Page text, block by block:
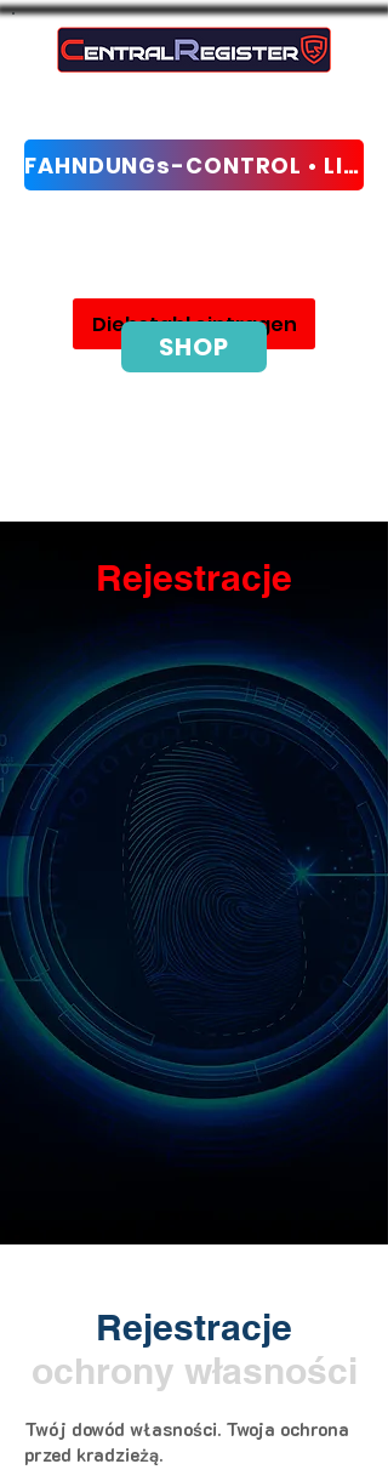
FAHNDUNGs-CONTROL • LIVE-CHECK
Diebstahl eintragen
SHOP
Rejestracje
Rejestracje
ochrony własności
Twój dowód własności. Twoja ochrona
przed kradzieżą.